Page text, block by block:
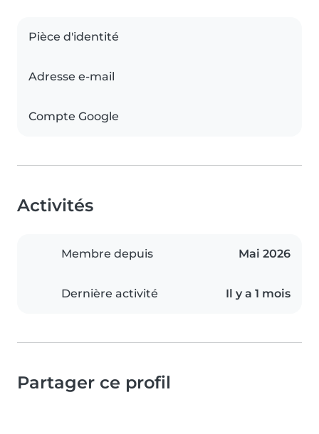
Pièce d'identité
Adresse e-mail
Compte Google
Activités
Membre depuis Mai 2026
Dernière activité Il y a 1 mois
Partager ce profil